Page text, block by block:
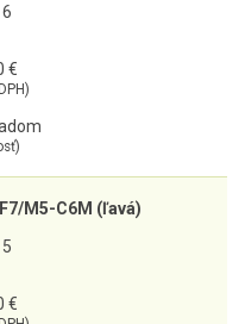
€
M5-C6M (ľavá)
€